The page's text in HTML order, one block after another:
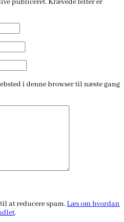
publiceret.Krævede felter er
i denne browser til næste gang
at reducere spam.Læs om hvordan
.